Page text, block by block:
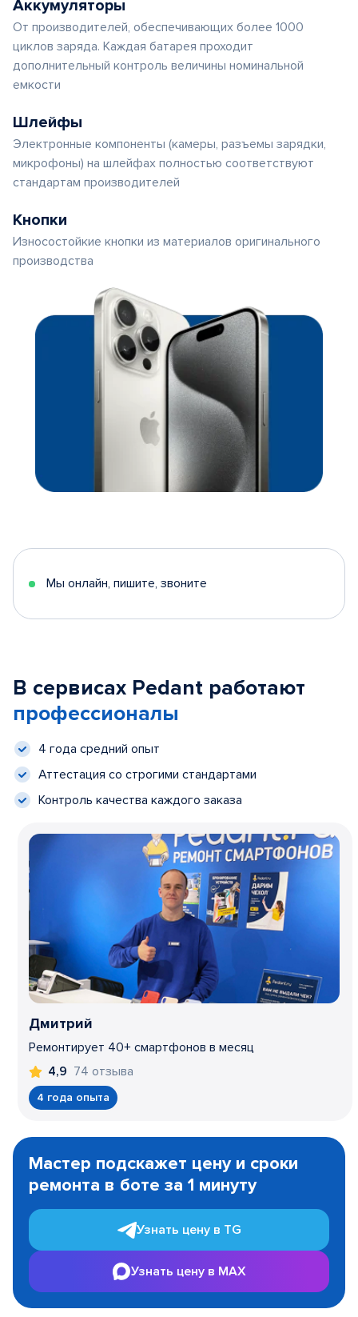
Аккумуляторы
От производителей, обеспечивающих более 1000
циклов заряда. Каждая батарея проходит
дополнительный контроль величины номинальной
емкости
Шлейфы
Электронные компоненты (камеры, разъемы зарядки,
микрофоны) на шлейфах полностью соответствуют
стандартам производителей
Кнопки
Износостойкие кнопки из материалов оригинального
производства
Мы онлайн, пишите, звоните
В сервисах Pedant работают
профессионалы
4 года средний опыт
Аттестация со строгими стандартами
Контроль качества каждого заказа
Дмитрий
Ремонтирует 40+ смартфонов в месяц
4,9 74 отзыва
4 года опыта
1
Мастер подскажет цену и сроки
ремонта в боте за 1 минуту
Узнать цену в TG
Узнать цену в MAX